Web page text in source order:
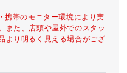
携帯のモニター環境により実
また、店頭や屋外でのスタッ
より明るく見える場合がござ